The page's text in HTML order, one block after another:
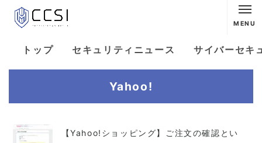
MENU
トップ セキュリティニュース サイバーセキ
Yahoo!
【Yahoo!ショッピング】ご注文の確認とい